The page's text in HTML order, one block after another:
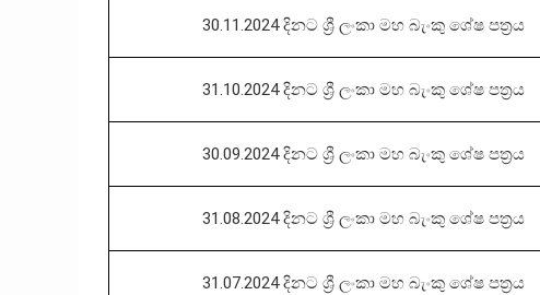
30.11.2024 දිනට ශ්‍රී ලංකා මහ බැංකු ශේෂ පත්‍රය
31.10.2024 දිනට ශ්‍රී ලංකා මහ බැංකු ශේෂ පත්‍රය
30.09.2024 දිනට ශ්‍රී ලංකා මහ බැංකු ශේෂ පත්‍රය
31.08.2024 දිනට ශ්‍රී ලංකා මහ බැංකු ශේෂ පත්‍රය
31.07.2024 දිනට ශ්‍රී ලංකා මහ බැංකු ශේෂ පත්‍රය